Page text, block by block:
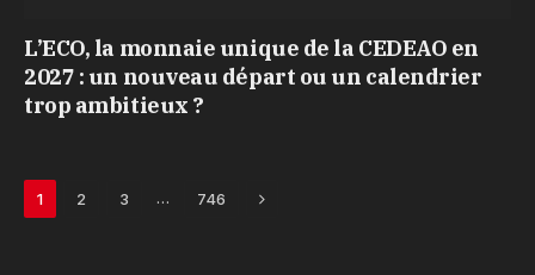
L’ECO, la monnaie unique de la CEDEAO en
2027 : un nouveau départ ou un calendrier
trop ambitieux ?
1 2 3 … 746 Next